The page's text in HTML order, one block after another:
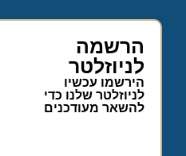
הרשמה
לניוזלטר
הירשמו עכשיו
לניוזלטר שלנו כדי
להשאר מעודכנים